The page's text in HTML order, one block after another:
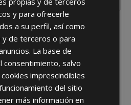
la Política de Privacidad
y para ofrecerle
a su perfil, así como
y de terceros o para
La base de
salvo
imprescindibles
del sitio
más información en